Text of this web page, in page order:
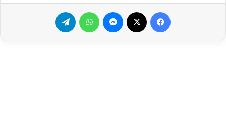
فيسبوك ماسنجر واتساب